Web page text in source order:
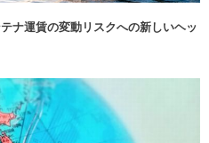
ナ運賃の変動リスクへの新しいヘッ